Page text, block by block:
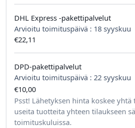
DHL Express -pakettipalvelut
Arvioitu toimituspäivä : 18 syyskuu
€22,11
DPD-pakettipalvelut
Arvioitu toimituspäivä : 22 syyskuu
€10,00
Psst! Lähetyksen hinta koskee yhtä
useita tuotteita yhteen tilaukseen
toimituskuluissa.